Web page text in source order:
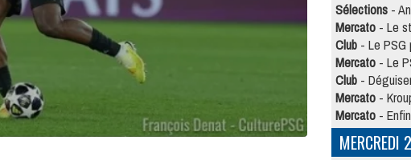
Sélections -
Mercato - Le
Club - Le PSG
Mercato - Le
Club -
Mercato -
Mercato -
MERCREDI